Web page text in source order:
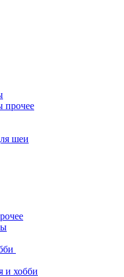
прочее
шеи
и хобби